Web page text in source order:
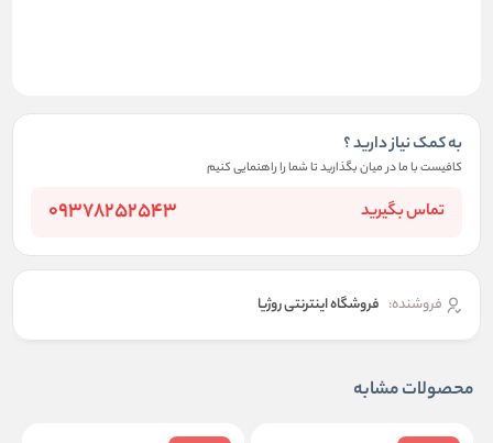
به کمک نیاز دارید ؟
کافیست با ما در میان بگذارید تا شما را راهنمایی کنیم
تماس بگیرید 09378252543
فروشنده: فروشگاه اینترنتی روژیا
محصولات مشابه